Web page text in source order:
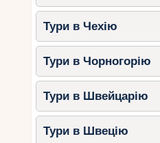
7.Pickalbatros
ель-Шейх)
Цей готель пропонує
справжнім раєм для дітей.
Особливості:
Велика
Дитячі
Тури в Чехію
Тури в Чорногорію
Тури в Швейцарію
Тури в Швецію